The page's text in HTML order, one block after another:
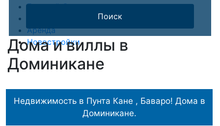
Готовый бизнес
Аренда
Новостройки
Поиск
Дома и виллы в
Доминикане
Недвижимость в Пунта Кане , Баваро! Дома в
Доминикане.